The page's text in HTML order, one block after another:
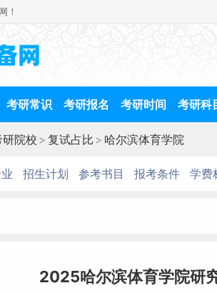
！
考研常识 考研报名 考研时间 考研科
研院校 > 复试占比 > 哈尔滨体育学院
招生计划 参考书目 报考条件 学费
2025哈尔滨体育学院研